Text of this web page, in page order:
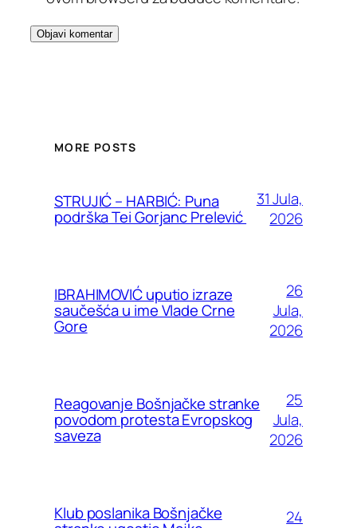
MORE POSTS
STRUJIĆ – HARBIĆ: Puna
podrška Tei Gorjanc Prelević
31 Jula,
2026
IBRAHIMOVIĆ uputio izraze
saučešća u ime Vlade Crne
Gore
26
Jula,
2026
Reagovanje Bošnjačke stranke
povodom protesta Evropskog
saveza
25
Jula,
2026
Klub poslanika Bošnjačke
24